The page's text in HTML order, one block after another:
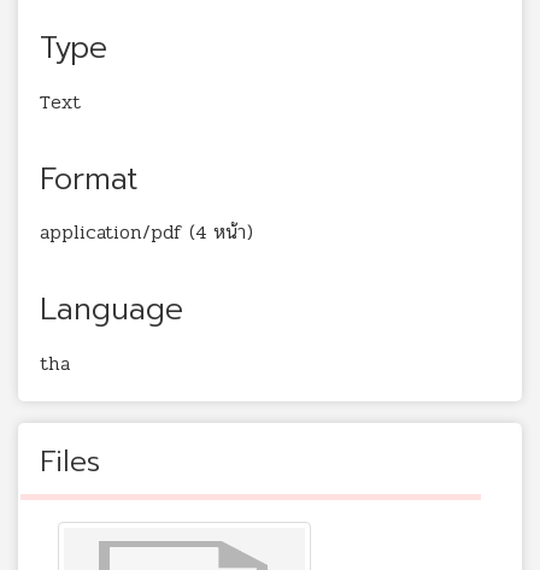
Type
Text
Format
application/pdf (4 หน้า)
Language
tha
Files